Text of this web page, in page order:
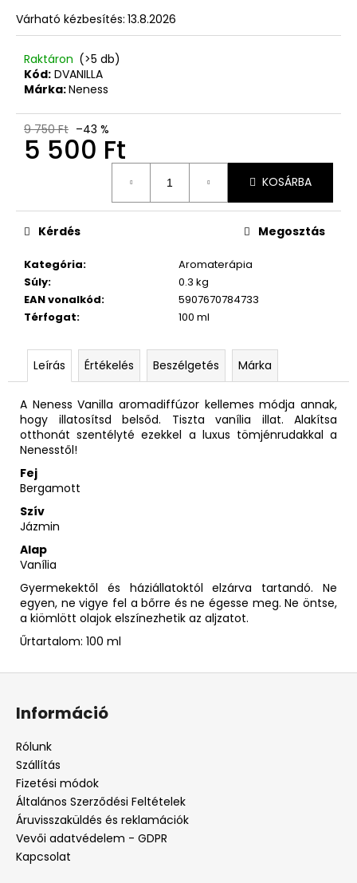
Várható kézbesítés: 13.8.2026
Raktáron (>5 db)
Kód: DVANILLA
Márka:Neness
9 750 Ft –43 %
5 500 Ft
KOSÁRBA
Kategória:
Aromaterápia
Súly:
0.3 kg
EAN vonalkód:
5907670784733
Térfogat: 100 ml
Kérdés Megosztás
Leírás Értékelés Beszélgetés Márka
A Neness Vanilla aromadiffúzor kellemes módja annak,
hogy illatosítsd belsőd. Tiszta vanília illat. Alakítsa
otthonát szentélyté ezekkel a luxus tömjénrudakkal a
Nenesstől!
Fej
Bergamott
Szív
Jázmin
Alap
Vanília
Gyermekektől és háziállatoktól elzárva tartandó. Ne
egyen, ne vigye fel a bőrre és ne égesse meg. Ne öntse,
a kiömlött olajok elszínezhetik az aljzatot.
Űrtartalom: 100 ml
L
Információ
Rólunk
Szállítás
Fizetési módok
Általános Szerződési Feltételek
Áruvisszaküldés és reklamációk
Vevői adatvédelem - GDPR
Kapcsolat